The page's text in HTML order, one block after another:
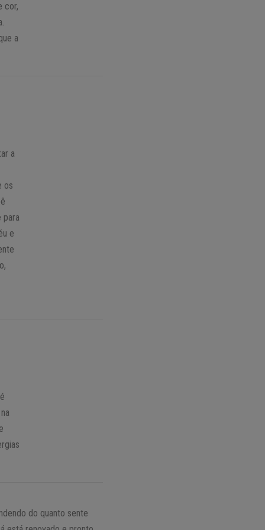
cor,
a
a
os
para
e
do quanto sente